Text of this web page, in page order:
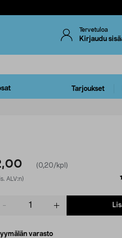
Tervetuloa
Kirjaudu
Tarjoukset
(0,20/kpl)
ALV:n)
varasto